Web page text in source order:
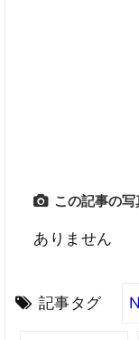
この記事の写
ありません
記事タグ